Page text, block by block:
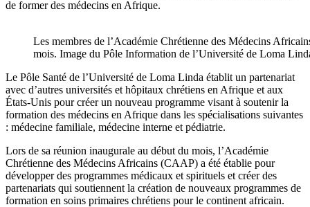
de former des médecins en Afrique.
Les membres de l’Académie Chrétienne des Médecins
mois. Image du Pôle Information de l’Université de Loma
Le Pôle Santé de l’Université de Loma Linda établit un partenariat
avec d’autres universités et hôpitaux chrétiens en Afrique et aux
États-Unis pour créer un nouveau programme visant à soutenir la
formation des médecins en Afrique dans les spécialisations suivantes
: médecine familiale, médecine interne et pédiatrie.
Lors de sa réunion inaugurale au début du mois, l’Académie
Chrétienne des Médecins Africains (CAAP) a été établie pour
développer des programmes médicaux et spirituels et créer des
partenariats qui soutiennent la création de nouveaux programmes de
formation en soins primaires chrétiens pour le continent africain.